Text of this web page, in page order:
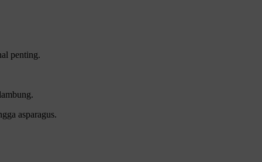
penting.
asparagus.